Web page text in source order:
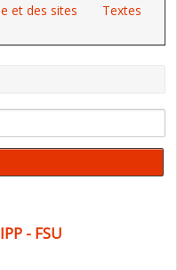
et des sites
Textes
- FSU